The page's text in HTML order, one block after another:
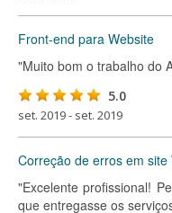
Front-end para Website
"Muito bom o trabalho do
5.0
set. 2019 - set. 2019
Correção de erros em site
"Excelente profissional!
que entregasse os